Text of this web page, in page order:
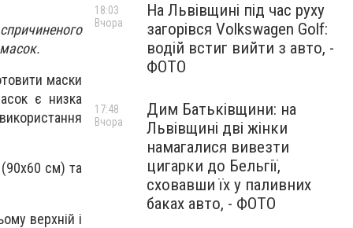
маски
є низка
см) та
верхній і
На Львівщині під час руху
загорівся Volkswagen Golf:
водій встиг вийти з авто, -
ФОТО
18:03
Вчора
Дим Батьківщини: на
Львівщині дві жінки
намагалися вивезти
цигарки до Бельгії,
сховавши їх у паливних
баках авто, - ФОТО
17:48
Вчора